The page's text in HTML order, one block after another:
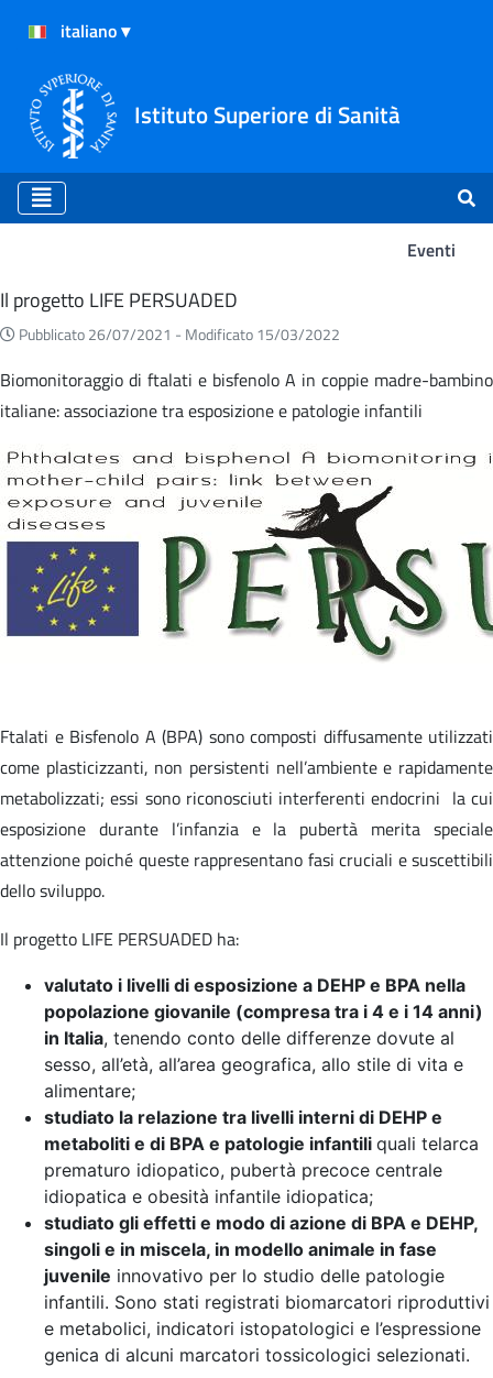
Istituto Superiore di Sanità
Eventi
Eventi
Il progetto LIFE PERSUADED
Pubblicato 26/07/2021 - Modificato 15/03/2022
Biomonitoraggio di ftalati e bisfenolo A in coppie madre-bambino
italiane: associazione tra esposizione e patologie infantili
Ftalati e Bisfenolo A (BPA) sono composti diffusamente utilizzati
come plasticizzanti, non persistenti nell’ambiente e rapidamente
metabolizzati; essi sono riconosciuti interferenti endocrini la cui
esposizione durante l’infanzia e la pubertà merita speciale
attenzione poiché queste rappresentano fasi cruciali e suscettibili
dello sviluppo.
Il progetto LIFE PERSUADED ha:
valutato i livelli di esposizione a DEHP e BPA nella
popolazione giovanile (compresa tra i 4 e i 14 anni)
in Italia, tenendo conto delle differenze dovute al
sesso, all’età, all’area geografica, allo stile di vita e
alimentare;
studiato la relazione tra livelli interni di DEHP e
metaboliti e di BPA e patologie infantili quali telarca
prematuro idiopatico, pubertà precoce centrale
idiopatica e obesità infantile idiopatica;
studiato gli effetti e modo di azione di BPA e DEHP,
singoli e in miscela, in modello animale in fase
juvenile innovativo per lo studio delle patologie
infantili. Sono stati registrati biomarcatori riproduttivi
e metabolici, indicatori istopatologici e l’espressione
genica di alcuni marcatori tossicologici selezionati.